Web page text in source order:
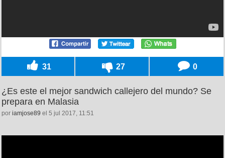
31 27 0
¿Es este el mejor sandwich callejero del mundo? Se
prepara en Malasia
por iamjose89 el 5 jul 2017, 11:51